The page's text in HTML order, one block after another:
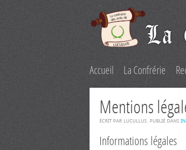
Accueil La Confrérie
Mentions
ÉCRIT PAR LUCULLUS. PUBLIÉ DANS
Informations légales